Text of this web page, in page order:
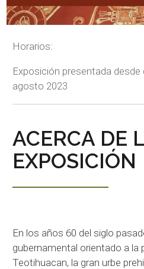
Horarios:
Exposición presentada desde
agosto 2023
ACERCA DE
EXPOSICIÓN
En los años 60 del siglo
gubernamental orientado a la
Teotihuacan, la gran urbe